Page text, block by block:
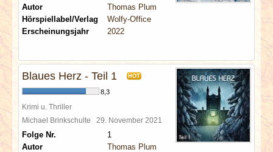
LINKS
Autor
Thomas Plum
Hörspiellabel/Verlag
Wolfy-Office
Erscheinungsjahr
2022
Blaues Herz - Teil 1 HOT
8,3
Krimi u. Thriller
Michael Brinkschulte 29. November 2021
Folge Nr.
1
Autor
Thomas Plum